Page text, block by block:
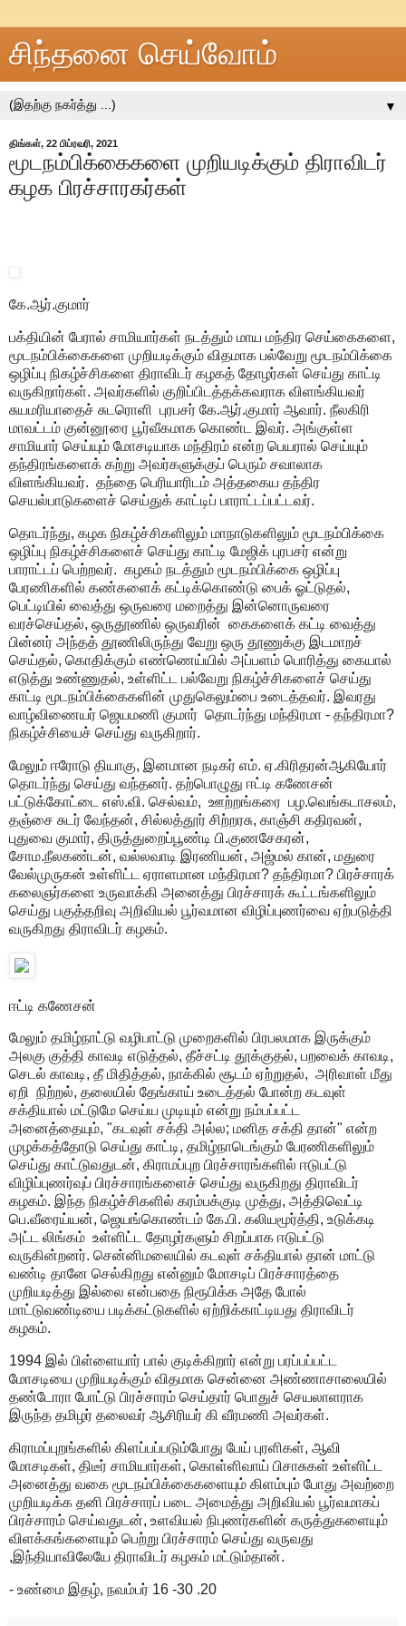
சிந்தனை செய்வோம்
▼
திங்கள், 22 பிப்ரவரி, 2021
மூடநம்பிக்கைகளை முறியடிக்கும் திராவிடர்
கழக பிரச்சாரகர்கள்
கே.ஆர்.குமார்
பக்தியின் பேரால் சாமியார்கள் நடத்தும் மாய மந்திர செய்கைகளை,
மூடநம்பிக்கைகளை முறியடிக்கும் விதமாக பல்வேறு மூடநம்பிக்கை
ஒழிப்பு நிகழ்ச்சிகளை திராவிடர் கழகத் தோழர்கள் செய்து காட்டி
வருகிறார்கள். அவர்களில் குறிப்பிடத்தக்கவராக விளங்கியவர்
சுயமரியாதைச் சுடரொளி புரபசர் கே.ஆர்.குமார் ஆவார். நீலகிரி
மாவட்டம் குன்னூரை பூர்வீகமாக கொண்ட இவர். அங்குள்ள
சாமியார் செய்யும் மோசடியாக மந்திரம் என்ற பெயரால் செய்யும்
தந்திரங்களைக் கற்று அவர்களுக்குப் பெரும் சவாலாக
விளங்கியவர். தந்தை பெரியாரிடம் அத்தகைய தந்திர
செயல்பாடுகளைச் செய்துக் காட்டிப் பாராட்டப்பட்டவர்.
தொடர்ந்து, கழக நிகழ்ச்சிகளிலும் மாநாடுகளிலும் மூடநம்பிக்கை
ஒழிப்பு நிகழ்ச்சிகளைச் செய்து காட்டி மேஜிக் புரபசர் என்று
பாராட்டப் பெற்றவர். கழகம் நடத்தும் மூடநம்பிக்கை ஒழிப்பு
பேரணிகளில் கண்களைக் கட்டிக்கொண்டு பைக் ஓட்டுதல்,
பெட்டியில் வைத்து ஒருவரை மறைத்து இன்னொருவரை
வரச்செய்தல், ஒருதூணில் ஒருவரின் கைகளைக் கட்டி வைத்து
பின்னர் அந்தத் தூணிலிருந்து வேறு ஒரு தூணுக்கு இடமாறச்
செய்தல், கொதிக்கும் எண்ணெய்யில் அப்பளம் பொரித்து கையால்
எடுத்து உண்ணுதல், உள்ளிட்ட பல்வேறு நிகழ்ச்சிகளைச் செய்து
காட்டி மூடநம்பிக்கைகளின் முதுகெலும்பை உடைத்தவர். இவரது
வாழ்விணையர் ஜெயமணி குமார் தொடர்ந்து மந்திரமா - தந்திரமா?
நிகழ்ச்சியைச் செய்து வருகிறார்.
மேலும் ஈரோடு தியாகு, இனமான நடிகர் எம். ஏ.கிரிதரன்ஆகியோர்
தொடர்ந்து செய்து வந்தனர். தற்பொழுது ஈட்டி கணேசன்
பட்டுக்கோட்டை எஸ்.வி. செல்வம், ஊற்றங்கரை பழ.வெங்கடாசலம்,
தஞ்சை சுடர் வேந்தன், சில்லத்தூர் சிற்றரசு, காஞ்சி கதிரவன்,
புதுவை குமார், திருத்துறைப்பூண்டி பி.குணசேகரன்,
சோம.நீலகண்டன், வல்லவாடி இரணியன், அஜ்மல் கான், மதுரை
வேல்முருகன் உள்ளிட்ட ஏராளமான மந்திரமா? தந்திரமா? பிரச்சாரக்
கலைஞர்களை உருவாக்கி அனைத்து பிரச்சாரக் கூட்டங்களிலும்
செய்து பகுத்தறிவு அறிவியல் பூர்வமான விழிப்புணர்வை ஏற்படுத்தி
வருகிறது திராவிடர் கழகம்.
ஈட்டி கணேசன்
மேலும் தமிழ்நாட்டு வழிபாட்டு முறைகளில் பிரபலமாக இருக்கும்
அலகு குத்தி காவடி எடுத்தல், தீச்சட்டி தூக்குதல், பறவைக் காவடி,
செடல் காவடி, தீ மிதித்தல், நாக்கில் சூடம் ஏற்றுதல், அரிவாள் மீது
ஏறி நிற்றல், தலையில் தேங்காய் உடைத்தல் போன்ற கடவுள்
சக்தியால் மட்டுமே செய்ய முடியும் என்று நம்பப்பட்ட
அனைத்தையும், "கடவுள் சக்தி அல்ல; மனித சக்தி தான்" என்ற
முழக்கத்தோடு செய்து காட்டி, தமிழ்நாடெங்கும் பேரணிகளிலும்
செய்து காட்டுவதுடன், கிராமப்புற பிரச்சாரங்களில் ஈடுபட்டு
விழிப்புணர்வுப் பிரச்சாரங்களைச் செய்து வருகிறது திராவிடர்
கழகம். இந்த நிகழ்ச்சிகளில் கரம்பக்குடி முத்து, அத்திவெட்டி
பெ.வீரைய்யன், ஜெயங்கொண்டம் கே.பி. கலியமூர்த்தி, உடுக்கடி
அட்ட லிங்கம் உள்ளிட்ட தோழர்களும் சிறப்பாக ஈடுபட்டு
வருகின்றனர். சென்னிமலையில் கடவுள் சக்தியால் தான் மாட்டு
வண்டி தானே செல்கிறது என்னும் மோசடிப் பிரச்சாரத்தை
முறியடித்து இல்லை என்பதை நிரூபிக்க அதே போல்
மாட்டுவண்டியை படிக்கட்டுகளில் ஏற்றிக்காட்டியது திராவிடர்
கழகம்.
1994 இல் பிள்ளையார் பால் குடிக்கிறார் என்று பரப்பப்பட்ட
மோசடியை முறியடிக்கும் விதமாக சென்னை அண்ணாசாலையில்
தண்டோரா போட்டு பிரச்சாரம் செய்தார் பொதுச் செயலாளராக
இருந்த தமிழர் தலைவர் ஆசிரியர் கி வீரமணி அவர்கள்.
கிராமப்புறங்களில் கிளப்பப்படும்போது பேய் புரளிகள், ஆவி
மோசடிகள், திடீர் சாமியார்கள், கொள்ளிவாய் பிசாசுகள் உள்ளிட்ட
அனைத்து வகை மூடநம்பிக்கைகளையும் கிளம்பும் போது அவற்றை
முறியடிக்க தனி பிரச்சாரப் படை அமைத்து அறிவியல் பூர்வமாகப்
பிரச்சாரம் செய்வதுடன், உளவியல் நிபுணர்களின் கருத்துகளையும்
விளக்கங்களையும் பெற்று பிரச்சாரம் செய்து வருவது
,இந்தியாவிலேயே திராவிடர் கழகம் மட்டும்தான்.
- உண்மை இதழ், நவம்பர் 16 -30 .20